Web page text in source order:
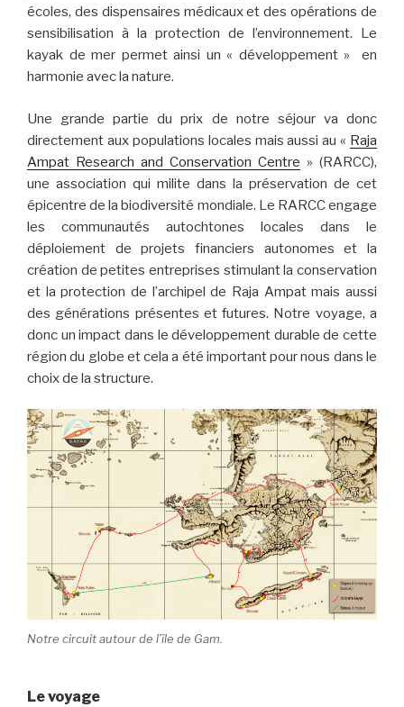
écoles, des dispensaires médicaux et des opérations de
sensibilisation à la protection de l’environnement. Le
kayak de mer permet ainsi un « développement » en
harmonie avec la nature.
Une grande partie du prix de notre séjour va donc
directement aux populations locales mais aussi au « Raja
Ampat Research and Conservation Centre » (RARCC),
une association qui milite dans la préservation de cet
épicentre de la biodiversité mondiale. Le RARCC engage
les communautés autochtones locales dans le
déploiement de projets financiers autonomes et la
création de petites entreprises stimulant la conservation
et la protection de l’archipel de Raja Ampat mais aussi
des générations présentes et futures. Notre voyage, a
donc un impact dans le développement durable de cette
région du globe et cela a été important pour nous dans le
choix de la structure.
Notre circuit autour de l’île de Gam.
Le voyage